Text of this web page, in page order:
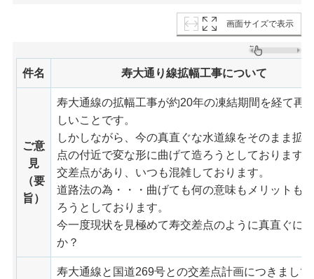
画面サイズで表示
件名 寿大通り線拡幅工事について
ご意
見
（要
旨）
寿大通線の拡幅工事が約20年の凍結期間を経て再
しいことです。
しかしながら、今の真直ぐな水道線をそのまま拡
点の付近で変な形に曲げて造ろうとしております
交差点があり、いつも混雑しております。
道路法の為・・・曲げても何の意味もメリットも
ろうとしております。
今一度現状を見極めて寿交差点のように真直ぐに
か？
寿大通線と国道269号との交差点計画につきまし